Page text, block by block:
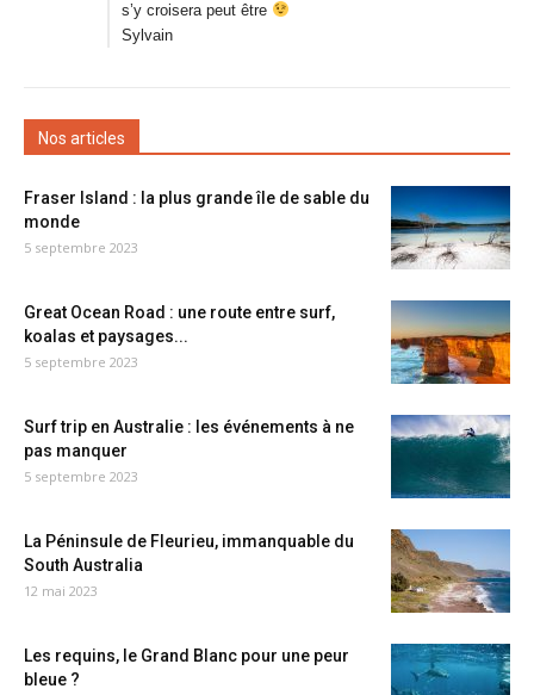
s’y croisera peut être
Sylvain
Nos articles
Fraser Island : la plus grande île de sable du
monde
5 septembre 2023
Great Ocean Road : une route entre surf,
koalas et paysages...
5 septembre 2023
Surf trip en Australie : les événements à ne
pas manquer
5 septembre 2023
La Péninsule de Fleurieu, immanquable du
South Australia
12 mai 2023
Les requins, le Grand Blanc pour une peur
bleue ?